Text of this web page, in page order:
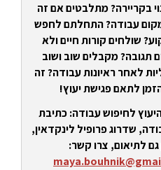
בקריירה? מתלבטים אם זה
עבודה? התחלתם לחפש
שולחים קורות חיים ולא
תגובה? מקבלים שוב ושוב
לאחר ראיונות עבודה? זה
לתאם פגישת יעוץ!
לחיפוש עבודה: כתיבת
שדרוג פרופיל לינקדאין,
גם לתיאום, צרו קשר: